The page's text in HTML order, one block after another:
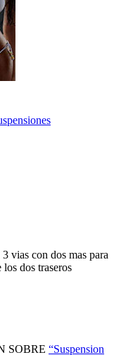
vias con dos mas para
dos traseros
SOBRE